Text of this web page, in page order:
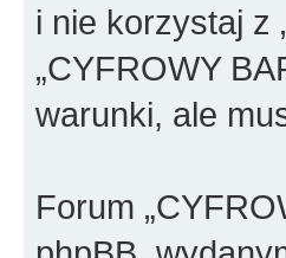
i nie korzystaj z
„CYFROWY
warunki, ale
Forum